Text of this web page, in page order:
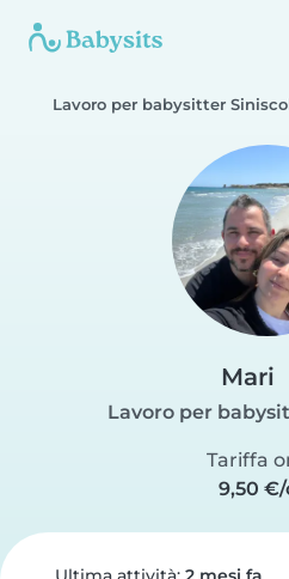
Lavoro per babysitter
Mari
Lavoro per
Tariffa
9,50 €/